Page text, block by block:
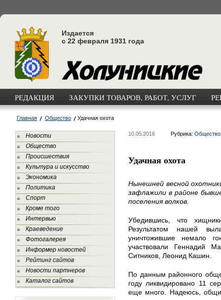
Издается
с 22 февраля 1931 года
РЕДАКЦИЯ ЗАКУПКИ ТОВАРОВ, РАБОТ, УСЛУГ
Главная Общество Удачная охота
Новости
Общество
Происшествия
Культура и искусство
Экономика
Политика
Спорт
Кроме того
Интервью
Краеведение
Фотогалерея
Информер новостей
Рейтинг сайтов
Новости партнеров
Каталог сайтов
10.05.2016 Рубрика: Общество
Удачная охота
Нынешней весной
зафлажили в районе
поселения волков.
Убедившись, что
Результатом нашей
уничтожившие немало
участвовали Геннадий
Ситников, Леонид Кашин.
По данным районного
году ликвидировано 11
еще много. Надеюсь,